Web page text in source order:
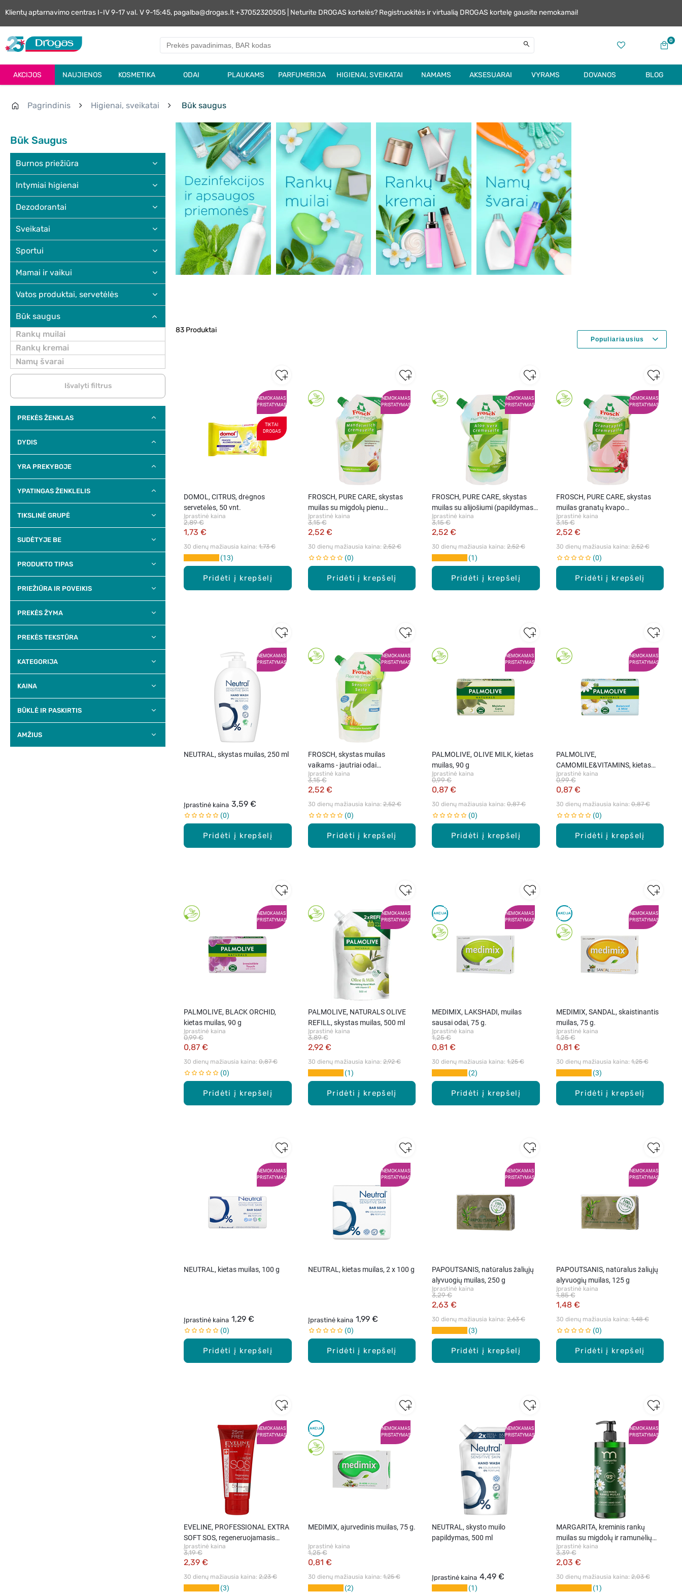
Klientų aptarnavimo centras I-IV 9-17 val. V 9-15:45, pagalba@drogas.lt +37052320505 | Neturite DROGAS kortelės? Registruokitės ir virtualią DROGAS kortelę gausite nemokamai!
0
AKCIJOS NAUJIENOS KOSMETIKA ODAI PLAUKAMS PARFUMERIJA HIGIENAI, SVEIKATAI NAMAMS AKSESUARAI VYRAMS DOVANOS BLOG
Pagrindinis Higienai, sveikatai Būk saugus
Būk Saugus
Burnos priežiūra
Intymiai higienai
Dezodorantai
Sveikatai
Sportui
Mamai ir vaikui
Vatos produktai, servetėlės
Būk saugus
Rankų muilai
Rankų kremai
Namų švarai
Išvalyti filtrus
PREKĖS ŽENKLAS
DYDIS
YRA PREKYBOJE
YPATINGAS ŽENKLELIS
TIKSLINĖ GRUPĖ
SUDĖTYJE BE
PRODUKTO TIPAS
PRIEŽIŪRA IR POVEIKIS
PREKĖS ŽYMA
PREKĖS TEKSTŪRA
KATEGORIJA
KAINA
BŪKLĖ IR PASKIRTIS
AMŽIUS
83 Produktai
NEMOKAMAS
PRISTATYMAS
TIKTAI
DROGAS
Pridėti į krepšelį
DOMOL, CITRUS, drėgnos
servetėlės, 50 vnt.
Įprastinė kaina
1,73 €
2,89 €
30 dienų mažiausia kaina: 1,73 €
13
NEMOKAMAS
PRISTATYMAS
Pridėti į krepšelį
FROSCH, PURE CARE, skystas
muilas su migdolų pienu
(papildymas), 500 ml
Įprastinė kaina
2,52 €
3,15 €
30 dienų mažiausia kaina: 2,52 €
0
NEMOKAMAS
PRISTATYMAS
Pridėti į krepšelį
FROSCH, PURE CARE, skystas
muilas su alijošiumi (papildymas),
500 ml
Įprastinė kaina
2,52 €
3,15 €
30 dienų mažiausia kaina: 2,52 €
1
NEMOKAMAS
PRISTATYMAS
Pridėti į krepšelį
FROSCH, PURE CARE, skystas
muilas granatų kvapo
(papildymas), 500 ml
Įprastinė kaina
2,52 €
3,15 €
30 dienų mažiausia kaina: 2,52 €
0
NEMOKAMAS
PRISTATYMAS
Pridėti į krepšelį
NEUTRAL, skystas muilas, 250 ml
Įprastinė kaina 3,59 €
0
NEMOKAMAS
PRISTATYMAS
Pridėti į krepšelį
FROSCH, skystas muilas
vaikams - jautriai odai
(papildymas), 500 ml
Įprastinė kaina
2,52 €
3,15 €
30 dienų mažiausia kaina: 2,52 €
0
NEMOKAMAS
PRISTATYMAS
Pridėti į krepšelį
PALMOLIVE, OLIVE MILK, kietas
muilas, 90 g
Įprastinė kaina
0,87 €
0,99 €
30 dienų mažiausia kaina: 0,87 €
0
NEMOKAMAS
PRISTATYMAS
Pridėti į krepšelį
PALMOLIVE,
CAMOMILE&VITAMINS, kietas
muilas, 90 g
Įprastinė kaina
0,87 €
0,99 €
30 dienų mažiausia kaina: 0,87 €
0
NEMOKAMAS
PRISTATYMAS
Pridėti į krepšelį
PALMOLIVE, BLACK ORCHID,
kietas muilas, 90 g
Įprastinė kaina
0,87 €
0,99 €
30 dienų mažiausia kaina: 0,87 €
0
NEMOKAMAS
PRISTATYMAS
Pridėti į krepšelį
PALMOLIVE, NATURALS OLIVE
REFILL, skystas muilas, 500 ml
Įprastinė kaina
2,92 €
3,89 €
30 dienų mažiausia kaina: 2,92 €
1
NEMOKAMAS
PRISTATYMAS
Pridėti į krepšelį
MEDIMIX, LAKSHADI, muilas
sausai odai, 75 g.
Įprastinė kaina
0,81 €
1,25 €
30 dienų mažiausia kaina: 1,25 €
2
NEMOKAMAS
PRISTATYMAS
Pridėti į krepšelį
MEDIMIX, SANDAL, skaistinantis
muilas, 75 g.
Įprastinė kaina
0,81 €
1,25 €
30 dienų mažiausia kaina: 1,25 €
3
NEMOKAMAS
PRISTATYMAS
Pridėti į krepšelį
NEUTRAL, kietas muilas, 100 g
Įprastinė kaina 1,29 €
0
NEMOKAMAS
PRISTATYMAS
Pridėti į krepšelį
NEUTRAL, kietas muilas, 2 x 100 g
Įprastinė kaina 1,99 €
0
NEMOKAMAS
PRISTATYMAS
Pridėti į krepšelį
PAPOUTSANIS, natūralus žaliųjų
alyvuogių muilas, 250 g
Įprastinė kaina
2,63 €
3,29 €
30 dienų mažiausia kaina: 2,63 €
3
NEMOKAMAS
PRISTATYMAS
Pridėti į krepšelį
PAPOUTSANIS, natūralus žaliųjų
alyvuogių muilas, 125 g
Įprastinė kaina
1,48 €
1,85 €
30 dienų mažiausia kaina: 1,48 €
0
NEMOKAMAS
PRISTATYMAS
EVELINE, PROFESSIONAL EXTRA
SOFT SOS, regeneruojamasis
rankų kremas itin sausai odai, 100
ml
Įprastinė kaina
2,39 €
3,19 €
30 dienų mažiausia kaina: 2,23 €
3
NEMOKAMAS
PRISTATYMAS
MEDIMIX, ajurvedinis muilas, 75 g.
Įprastinė kaina
0,81 €
1,25 €
30 dienų mažiausia kaina: 1,25 €
2
NEMOKAMAS
PRISTATYMAS
NEUTRAL, skysto muilo
papildymas, 500 ml
Įprastinė kaina 4,49 €
1
NEMOKAMAS
PRISTATYMAS
MARGARITA, kreminis rankų
muilas su migdolų ir ramunėlių
ekstraktais, 400 ml
Įprastinė kaina
2,03 €
3,39 €
30 dienų mažiausia kaina: 2,03 €
1